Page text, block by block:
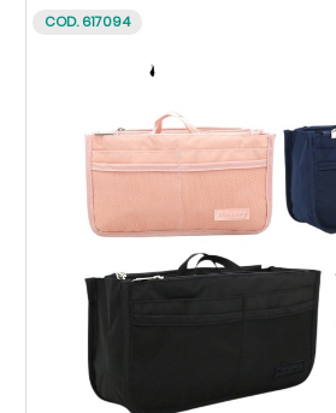
COD. 617094